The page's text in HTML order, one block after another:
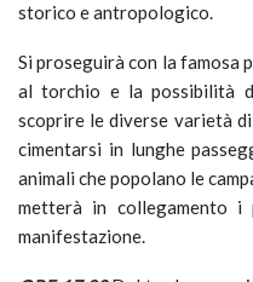
storico e antropologico.
Si proseguirà con la famosa
al torchio e la possibilità
scoprire le diverse varietà
cimentarsi in lunghe
animali che popolano le
metterà in collegamento i
manifestazione.